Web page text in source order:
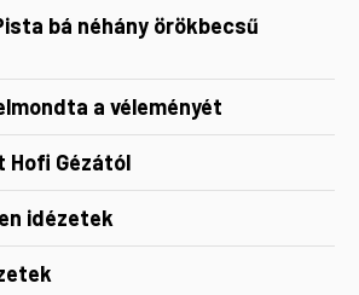
bá néhány örökbecsű
a véleményét
Hofi Gézától
idézetek